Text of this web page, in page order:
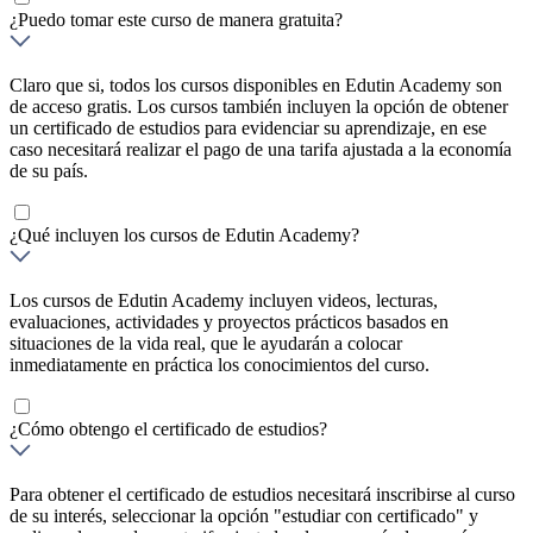
¿Puedo tomar este curso de manera gratuita?
Claro que si, todos los cursos disponibles en Edutin Academy son
de acceso gratis. Los cursos también incluyen la opción de obtener
un certificado de estudios para evidenciar su aprendizaje, en ese
caso necesitará realizar el pago de una tarifa ajustada a la economía
de su país.
¿Qué incluyen los cursos de Edutin Academy?
Los cursos de Edutin Academy incluyen videos, lecturas,
evaluaciones, actividades y proyectos prácticos basados en
situaciones de la vida real, que le ayudarán a colocar
inmediatamente en práctica los conocimientos del curso.
¿Cómo obtengo el certificado de estudios?
Para obtener el certificado de estudios necesitará inscribirse al curso
de su interés, seleccionar la opción "estudiar con certificado" y